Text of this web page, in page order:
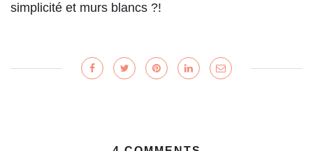
simplicité et murs blancs ?!